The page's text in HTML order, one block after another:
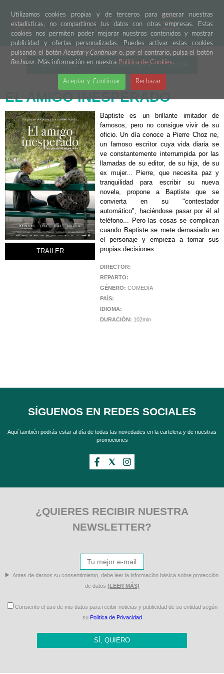
Utilizamos cookies propias y de terceros para generar nuestras
estadísticas, no compartimos tus datos con otras empresas. Estas
cookies nos permiten poder mejorar nuestros contenidos y mostrar
publicidad y ofertas personalizadas. Puedes activar estas cookies
pulsando el botón Aceptar y Continuaro, por el contrario, pulsa el botón
Rechazar. Más información en nuestra Política de Cookies.
Aceptar y Continuar Rechazar
CARTELERA PRÓXIMAMENTE VOSE
EL AMIGO INESPERADO
TRAILER
Baptiste es un brillante imitador de
famosos, pero no consigue vivir de su
oficio. Un día conoce a Pierre Choz ne,
un famoso escritor cuya vida diaria se
ve constantemente interrumpida por las
llamadas de su editor, de su hija, de su
ex mujer... Pierre, que necesita paz y
tranquilidad para escribir su nueva
novela, propone a Baptiste que se
convierta en su "contestador
automático", haciéndose pasar por él al
teléfono... Pero las cosas se complican
cuando Baptiste se mete demasiado en
el personaje y empieza a tomar sus
propias decisiones.
DIRECTOR:
REPARTO:
GÉNERO: COMEDIA
PAÍS:
IDIOMA:
DURACIÓN: 102min
SÍGUENOS EN REDES SOCIALES
Aquí también podrás estar al día de todas las novedades en la cartelera y de nuestras
promociones
¿QUIERES RECIBIR NUESTRA
NEWSLETTER?
Antes de darnos su consentimiento, debe leer la información básica sobre protección
de datos (LEER MÁS)
Consiento el uso de mis datos para recibir noticias y publicidad de su entidad según
su Política de Privacidad
SÍ, QUIERO